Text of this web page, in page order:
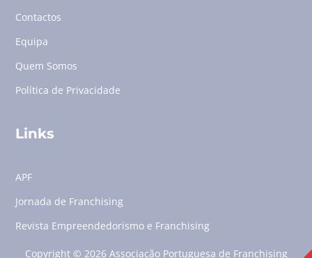
Contactos
Equipa
Quem Somos
Política de Privacidade
Links
APF
Jornada de Franchising
Revista Empreendedorismo e Franchising
Copyright © 2026 Associação Portuguesa de Franchising